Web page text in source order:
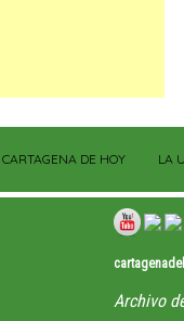
CARTAGENA DE HOY LA
Archivo